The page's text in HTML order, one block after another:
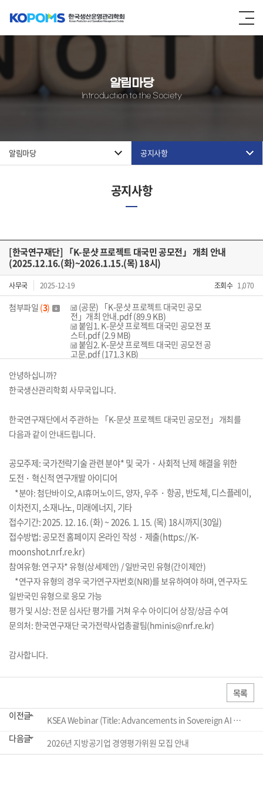
알림마당
Introduction to the Society
알림마당 공지사항
공지사항
[한국연구재단] 「K-문샷 프로젝트 대국민 공모전」 개최 안내
(2025.12.16.(화)~2026.1.15.(목) 18시)
사무국 2025-12-19 조회수 1,070
첨부파일 (3)
(공문) 「K-문샷 프로젝트 대국민 공모
전」개최 안내.pdf (89.9 KB)
붙임1. K-문샷 프로젝트 대국민 공모전 포
스터.pdf (2.9 MB)
붙임2. K-문샷 프로젝트 대국민 공모전 공
고문.pdf (171.3 KB)
안녕하십니까?
한국생산관리학회 사무국입니다.
한국연구재단에서 주관하는 「K-문샷 프로젝트 대국민 공모전」 개최를
다음과 같이 안내드립니다.
공모주제: 국가전략기술 관련 분야* 및 국가・사회적 난제 해결을 위한
도전 ・혁신적 연구개발 아이디어
*분야: 첨단바이오, AI휴머노이드, 양자, 우주 ・항공, 반도체, 디스플레이,
이차전지, 소재나노, 미래에너지, 기타
접수기간: 2025. 12. 16. (화) ~ 2026. 1. 15. (목) 18시까지(30일)
접수방법: 공모전 홈페이지 온라인 작성 ・제출(https://K-
moonshot.nrf.re.kr)
참여유형: 연구자* 유형(상세제안) / 일반국민 유형(간이제안)
*연구자 유형의 경우 국가연구자번호(NRI)를 보유하여야 하며, 연구자도
일반국민 유형으로 응모 가능
평가 및 시상: 전문 심사단 평가를 거쳐 우수 아이디어 상장/상금 수여
문의처: 한국연구재단 국가전략사업총괄팀(hminis@nrf.re.kr)
감사합니다.
목록
이전글
KSEA Webinar (Title: Advancements in Sovereign AI Development in Korea) 개최 안내
다음글
2026년 지방공기업 경영평가위원 모집 안내